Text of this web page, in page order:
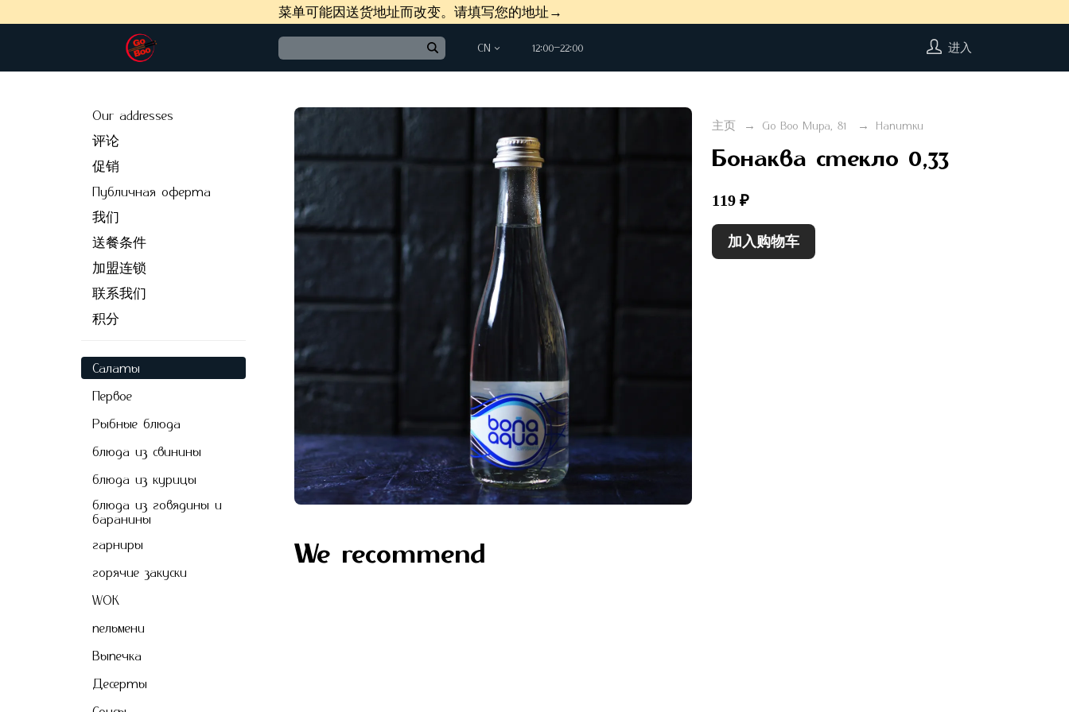
菜单可能因送货地址而改变。请填写您的地址→
CN 12:00−22:00 进入
Our addresses
评论
促销
Публичная оферта
我们
送餐条件
加盟连锁
联系我们
积分
Салаты
Первое
Рыбные блюда
блюда из свинины
блюда из курицы
блюда из говядины и
баранины
гарниры
горячие закуски
WOK
пельмени
Выпечкa
Десерты
主页 Go Boo Мира, 81 Напитки
Бонаква стекло 0,33
119 ₽
加入购物车
We recommend